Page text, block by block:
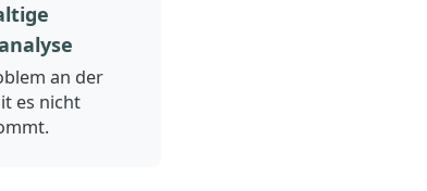
an der
es nicht